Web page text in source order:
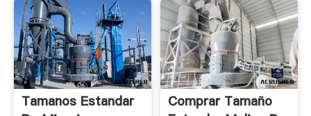
Tamanos Estandar
Comprar Tamaño